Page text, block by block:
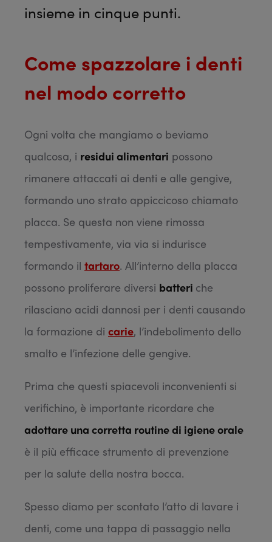
insieme in cinque punti.
Come spazzolare i denti
nel modo corretto
Ogni volta che mangiamo o beviamo
qualcosa, i residui alimentari possono
rimanere attaccati ai denti e alle gengive,
formando uno strato appiccicoso chiamato
placca. Se questa non viene rimossa
tempestivamente, via via si indurisce
formando il tartaro. All’interno della placca
possono proliferare diversi batteri che
rilasciano acidi dannosi per i denti causando
la formazione di carie, l’indebolimento dello
smalto e l’infezione delle gengive.
Prima che questi spiacevoli inconvenienti si
verifichino, è importante ricordare che
adottare una corretta routine di igiene orale
è il più efficace strumento di prevenzione
per la salute della nostra bocca.
Spesso diamo per scontato l’atto di lavare i
denti, come una tappa di passaggio nella